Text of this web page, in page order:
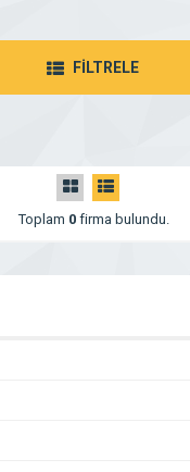
FİLTRELE
Toplam 0firma bulundu.